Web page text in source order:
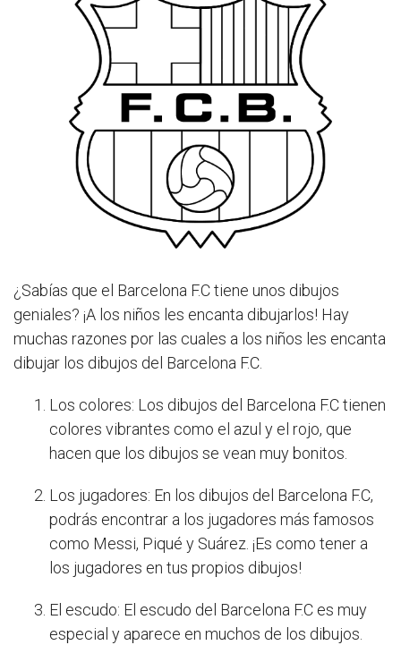
¿Sabías que el Barcelona F.C tiene unos dibujos
geniales? ¡A los niños les encanta dibujarlos! Hay
muchas razones por las cuales a los niños les encanta
dibujar los dibujos del Barcelona F.C.
Los colores: Los dibujos del Barcelona F.C tienen
colores vibrantes como el azul y el rojo, que
hacen que los dibujos se vean muy bonitos.
Los jugadores: En los dibujos del Barcelona F.C,
podrás encontrar a los jugadores más famosos
como Messi, Piqué y Suárez. ¡Es como tener a
los jugadores en tus propios dibujos!
El escudo: El escudo del Barcelona F.C es muy
especial y aparece en muchos de los dibujos.